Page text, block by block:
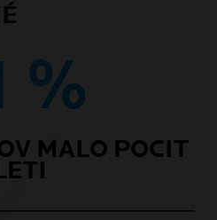
%
MALO POCIT